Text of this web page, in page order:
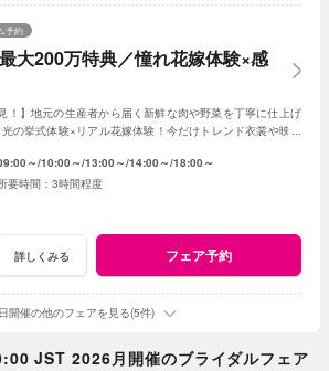
大200万特典／憧れ花嫁体験×感
予約
！】地元の生産者から届く新鮮な肉や野菜を丁寧に仕上げ
の挙式体験×リアル花嫁体験！今だけトレンド衣裳や映像
～ 10:00～ 13:00～ 14:00～ 18:00～
3時間程度
詳しくみる フェア予約
開催の他のフェアを見る(5件)
JST 2026月開催のブライダルフェア